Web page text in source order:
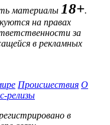
материалы 18+.
на правах
за
в рекламных
Происшествия О
релизы
в